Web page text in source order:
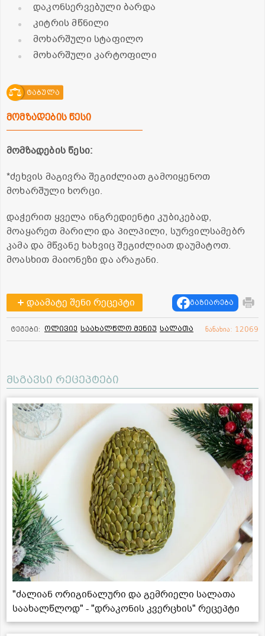
დაკონსერვებული ბარდა
კიტრის მწნილი
მოხარშული სტაფილო
მოხარშული კარტოფილი
ტაბულა
მომზადების წესი
მომზადების წესი:
*ძეხვის მაგივრა შეგიძლიათ გამოიყენოთ
მოხარშული ხორცი.
დაჭერით ყველა ინგრედიენტი კუბიკებად,
მოაყარეთ მარილი და პილპილი, სურვილსამებრ
კამა და მწვანე ხახვიც შეგიძლიათ დაუმატოთ.
მოასხით მაიონეზი და არაჟანი.
დაამატე შენი რეცეპტი გაზიარება
ტეგები: ოლივიე საახალწლო მენიუ სალათა ნანახია: 12069
მსგავსი რეცეპტები
"ძალიან ორიგინალური და გემრიელი სალათა
საახალწლოდ" - "დრაკონის კვერცხის" რეცეპტი